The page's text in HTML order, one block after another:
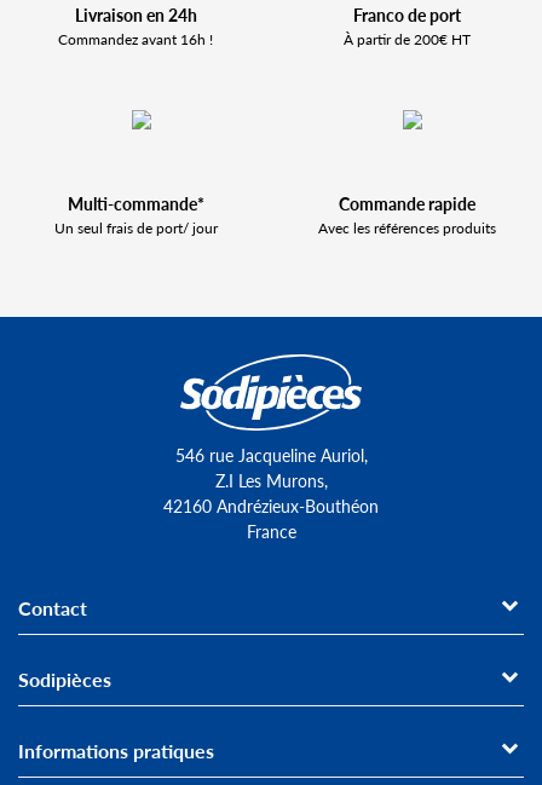
Livraison en 24h
Commandez avant 16h !
Franco de port
À partir de 200€ HT
Multi-commande*
Un seul frais de port/ jour
Commande rapide
Avec les références produits
546 rue Jacqueline Auriol,
Z.I Les Murons,
42160 Andrézieux-Bouthéon
France
Contact
Sodipièces
Informations pratiques